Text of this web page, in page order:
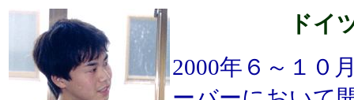
ドイ
2000年６～１０